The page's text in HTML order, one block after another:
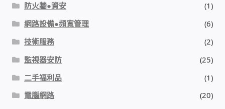
購物車
退款和退貨政策
防火牆●資安
(1)
網路設備●頻寬管理
(6)
技術服務
(2)
監視器安防
(25)
二手福利品
(1)
電腦網路
(20)